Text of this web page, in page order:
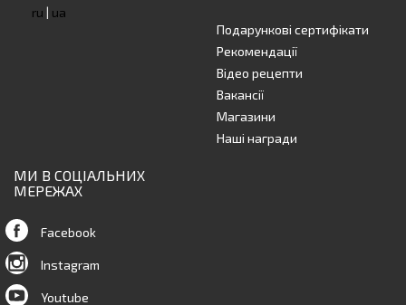
ru | ua
Подарункові сертифікати
Рекомендації
Відео рецепти
Вакансії
Магазини
Наші награди
МИ В СОЦІАЛЬНИХ
МЕРЕЖАХ
Facebook
Instagram
Youtube